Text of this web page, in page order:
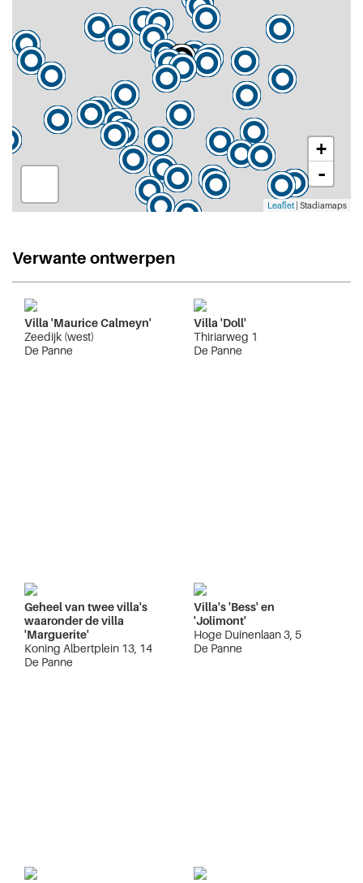
+
-
Leaflet | Stadiamaps
Verwante ontwerpen
Villa 'Maurice Calmeyn'
Zeedijk (west)
De Panne
Villa 'Doll'
Thiriarweg 1
De Panne
Geheel van twee villa's
waaronder de villa
'Marguerite'
Koning Albertplein 13, 14
De Panne
Villa's 'Bess' en
'Jolimont'
Hoge Duinenlaan 3, 5
De Panne